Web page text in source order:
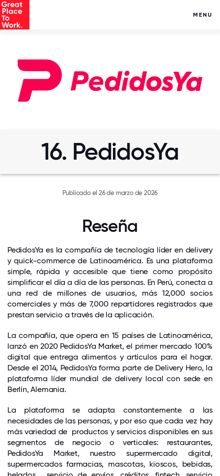
MENU
16. PedidosYa
Publicado el 26 de marzo de 2026
Reseña
PedidosYa es la compañía de tecnología líder en delivery
y quick-commerce de Latinoamérica. Es una plataforma
simple, rápida y accesible que tiene como propósito
simplificar el día a día de las personas. En Perú, conecta a
una red de millones de usuarios, más 12,000 socios
comerciales y más de 7,000 repartidores registrados que
prestan servicio a través de la aplicación.
La compañía, que opera en 15 países de Latinoamérica,
lanzó en 2020 PedidosYa Market, el primer mercado 100%
digital que entrega alimentos y artículos para el hogar.
Desde el 2014, PedidosYa forma parte de Delivery Hero, la
plataforma líder mundial de delivery local con sede en
Berlín, Alemania.
La plataforma se adapta constantemente a las
necesidades de las personas, y por eso que cada vez hay
más variedad de productos y servicios disponibles en sus
segmentos de negocio o verticales: restaurantes,
PedidosYa Market, nuestro supermercado digital,
supermercados farmacias, mascotas, kioscos, bebidas,